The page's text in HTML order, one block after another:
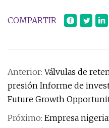
COMPARTIR
Anterior:Válvulas de
presión Informe de
Future Growth
Próximo: Empresa